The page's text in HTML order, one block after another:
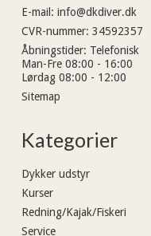
E-mail : info@dkdiver.dk
CVR-nummer: 34592357
Åbningstider: Telefonisk
Man-Fre 08:00 - 16:00
Lørdag 08:00 - 12:00
Sitemap
Kategorier
Dykker udstyr
Kurser
Redning/Kajak/Fiskeri
Service